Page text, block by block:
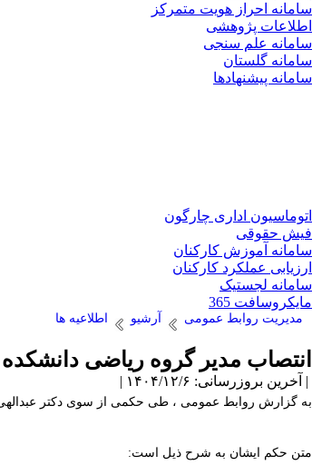
سامانه احراز هویت متمرکز
اطلاعات پژوهشی
سامانه علم سنجی
سامانه گلستان
سامانه پیشنهادها
اتوماسیون اداری چارگون
فیش حقوقی
سامانه آموزش کارکنان
ارزیابی عملکرد کارکنان
سامانه لجستیک
مایکروسافت 365
مدیریت روابط عمومی آرشیو اطلاعیه ها
انتصاب مدیر گروه ریاضی دانشکده
| آخرین بروزرسانی: ۱۴۰۴/۱۲/۶ |
به گزارش روابط عمومی ، طی حکمی از سوی دکتر
متن حکم ایشان به شرح ذیل است: